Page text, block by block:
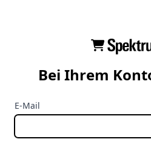
Bei Ihrem
E-Mail